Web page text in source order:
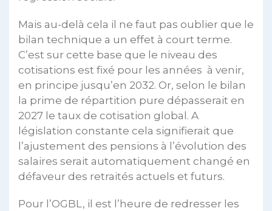
Mais au-delà cela il ne faut pas oublier que le
bilan technique a un effet à court terme.
C’est sur cette base que le niveau des
cotisations est fixé pour les années à venir,
en principe jusqu’en 2032. Or, selon le bilan
la prime de répartition pure dépasserait en
2027 le taux de cotisation global. A
législation constante cela signifierait que
l’ajustement des pensions à l’évolution des
salaires serait automatiquement changé en
défaveur des retraités actuels et futurs.
Pour l’OGBL, il est l’heure de redresser les